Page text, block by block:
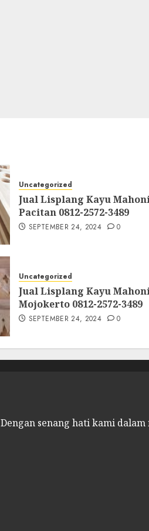
Uncategorized
Jual Lisplang Kayu
Pacitan 0812-2572-3489
SEPTEMBER 24, 2024 0
Uncategorized
Jual Lisplang Kayu
Mojokerto 0812-2572-3489
SEPTEMBER 24, 2024 0
Dengan senang hati kami